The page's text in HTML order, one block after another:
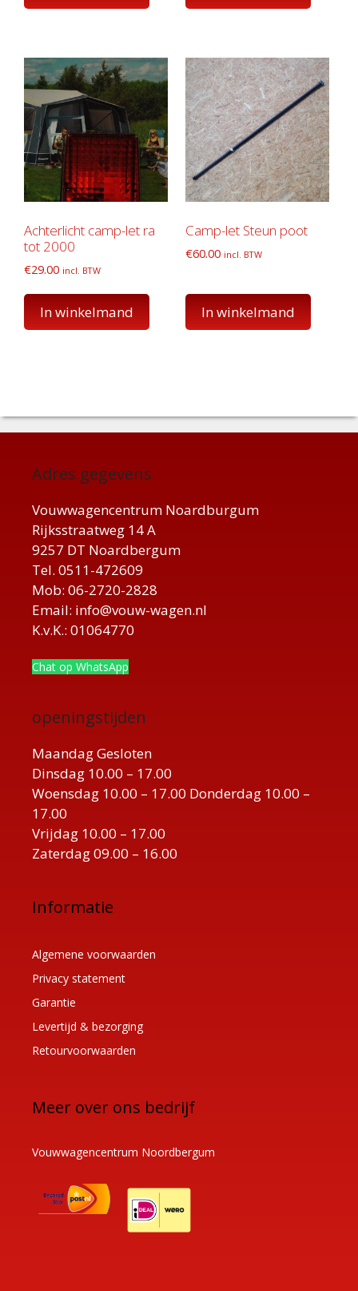
Achterlicht camp-let ra
tot 2000
€29.00 incl. BTW
In winkelmand
Camp-let Steun poot
€60.00 incl. BTW
In winkelmand
Adres gegevens
Vouwwagencentrum Noardburgum
Rijksstraatweg 14 A
9257 DT Noardbergum
Tel. 0511-472609
Mob: 06-2720-2828
Email: info@vouw-wagen.nl
K.v.K.: 01064770
Chat op WhatsApp
openingstijden
Maandag Gesloten
Dinsdag 10.00 – 17.00
Woensdag 10.00 – 17.00 Donderdag 10.00 –
17.00
Vrijdag 10.00 – 17.00
Zaterdag 09.00 – 16.00
Informatie
Algemene voorwaarden
Privacy statement
Garantie
Levertijd & bezorging
Retourvoorwaarden
Meer over ons bedrijf
Vouwwagencentrum Noordbergum